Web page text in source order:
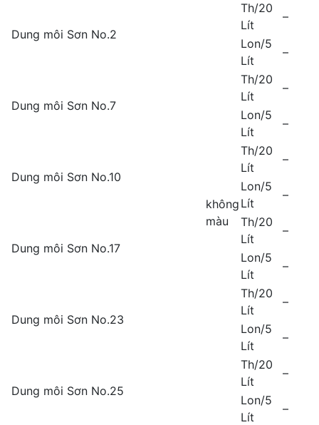
Dung môi Sơn No.2
không
màu
Th/20
Lít
–
Lon/5
Lít
–
Dung môi Sơn No.7
Th/20
Lít
–
Lon/5
Lít
–
Dung môi Sơn No.10
Th/20
Lít
–
Lon/5
Lít
–
Dung môi Sơn No.17
Th/20
Lít
–
Lon/5
Lít
–
Dung môi Sơn No.23
Th/20
Lít
–
Lon/5
Lít
–
Dung môi Sơn No.25
Th/20
Lít
–
Lon/5
Lít
–